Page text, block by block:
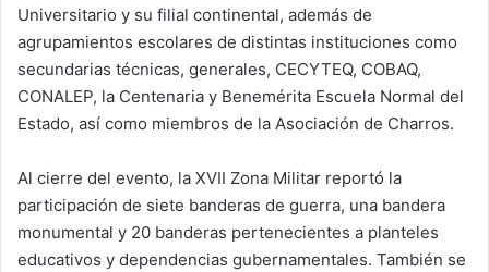
Universitario y su filial continental, además de
agrupamientos escolares de distintas instituciones como
secundarias técnicas, generales, CECYTEQ, COBAQ,
CONALEP, la Centenaria y Benemérita Escuela Normal del
Estado, así como miembros de la Asociación de Charros.
Al cierre del evento, la XVII Zona Militar reportó la
participación de siete banderas de guerra, una bandera
monumental y 20 banderas pertenecientes a planteles
educativos y dependencias gubernamentales. También se